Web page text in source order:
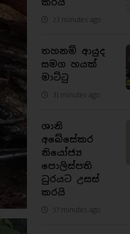
23 minutes ago
තහනම් ආයුද
සමග හයක්
මාට්ටු
31 minutes ago
ශානි
අබේසේකර
නියෝජ්‍ය
පොලිස්පති
ධුරයට උසස්
කරයි
57 minutes ago